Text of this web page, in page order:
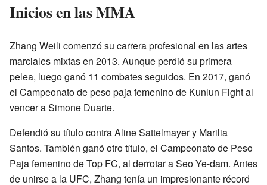
Inicios en las MMA
Zhang Weili comenzó su carrera profesional en las artes
marciales mixtas en 2013. Aunque perdió su primera
pelea, luego ganó 11 combates seguidos. En 2017, ganó
el Campeonato de peso paja femenino de Kunlun Fight al
vencer a Simone Duarte.
Defendió su título contra Aline Sattelmayer y Marilia
Santos. También ganó otro título, el Campeonato de Peso
Paja femenino de Top FC, al derrotar a Seo Ye-dam. Antes
de unirse a la UFC, Zhang tenía un impresionante récord